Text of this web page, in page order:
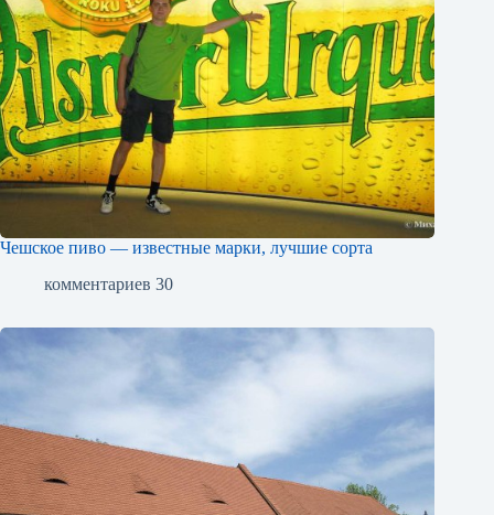
Чешское пиво — известные марки, лучшие сорта
комментариев 30